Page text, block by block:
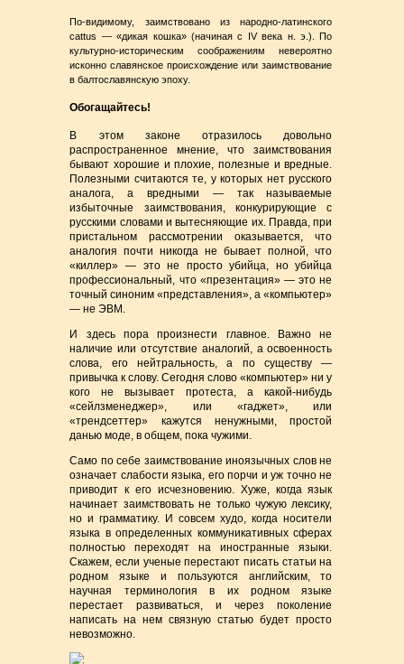
По-видимому, заимствовано из народно-латинского
cattus — «дикая кошка» (начиная с IV века н. э.). По
культурно-историческим соображениям невероятно
исконно славянское происхождение или заимствование
в балтославянскую эпоху.
Обогащайтесь!
В этом законе отразилось довольно
распространенное мнение, что заимствования
бывают хорошие и плохие, полезные и вредные.
Полезными считаются те, у которых нет русского
аналога, а вредными — так называемые
избыточные заимствования, конкурирующие с
русскими словами и вытесняющие их. Правда, при
пристальном рассмотрении оказывается, что
аналогия почти никогда не бывает полной, что
«киллер» — это не просто убийца, но убийца
профессиональный, что «презентация» — это не
точный синоним «представления», а «компьютер»
— не ЭВМ.
И здесь пора произнести главное. Важно не
наличие или отсутствие аналогий, а освоенность
слова, его нейтральность, а по существу —
привычка к слову. Сегодня слово «компьютер» ни у
кого не вызывает протеста, а какой-нибудь
«сейлзменеджер», или «гаджет», или
«трендсеттер» кажутся ненужными, простой
данью моде, в общем, пока чужими.
Само по себе заимствование иноязычных слов не
означает слабости языка, его порчи и уж точно не
приводит к его исчезновению. Хуже, когда язык
начинает заимствовать не только чужую лексику,
но и грамматику. И совсем худо, когда носители
языка в определенных коммуникативных сферах
полностью переходят на иностранные языки.
Скажем, если ученые перестают писать статьи на
родном языке и пользуются английским, то
научная терминология в их родном языке
перестает развиваться, и через поколение
написать на нем связную статью будет просто
невозможно.